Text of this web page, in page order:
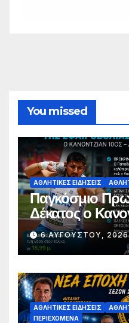
You missed
ΑΘΛΗΤΙΚΈΣ ΕΙΔΉΣΕΙΣ
Παγκόσμιο
Δέκατος ο
σφαιροβολία –
Παπαδόπουλος
6 ΑΥΓΟΎΣΤΟΥ, 2026
ΑΘΛΗΤΙΚΈΣ ΕΙΔΉΣΕΙΣ
ΠΕΡΙΕΧΌΜΕΝΑ